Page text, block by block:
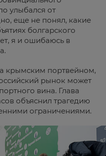
улыбался от
еще не понял, какие
болгарского
я и ошибаюсь в
крымским портвейном,
рынок может
вина. Глава
объяснил трагедию
ограничениями.